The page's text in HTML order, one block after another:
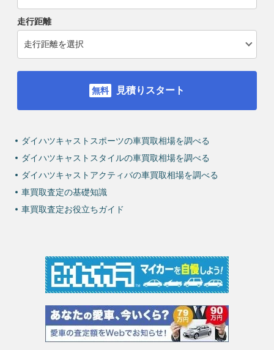
走行距離
見積りスタート
ダイハツキャストスポーツの車買取相場を調べる
ダイハツキャストスタイルの車買取相場を調べる
ダイハツキャストアクティバの車買取相場を調べる
車買取査定の基礎知識
車買取査定お役立ちガイド